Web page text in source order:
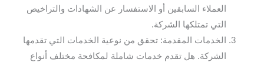
العملاء السابقين أو الاستفسار عن الشهادات والتراخيص
التي تمتلكها الشركة.
الخدمات المقدمة: تحقق من نوعية الخدمات التي تقدمها
الشركة. هل تقدم خدمات شاملة لمكافحة مختلف أنواع